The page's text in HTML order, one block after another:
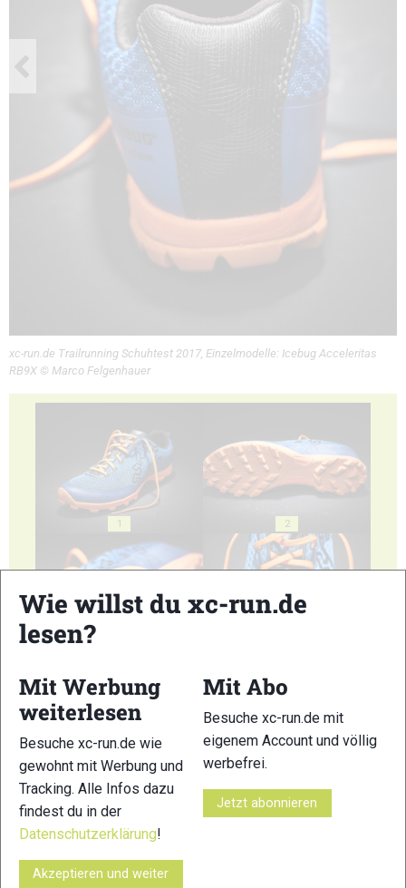
xc-run.de Trailrunning Schuhtest 2017, Einzelmodelle: Icebug Acceleritas
RB9X © Marco Felgenhauer
1 2
5
Wie willst du xc-run.de
lesen?
Mit Werbung
weiterlesen
Besuche xc-run.de wie
gewohnt mit Werbung und
Tracking. Alle Infos dazu
findest du in der
Datenschutzerklärung!
Akzeptieren und weiter
Mit Abo
Besuche xc-run.de mit
eigenem Account und völlig
werbefrei.
Jetzt abonnieren